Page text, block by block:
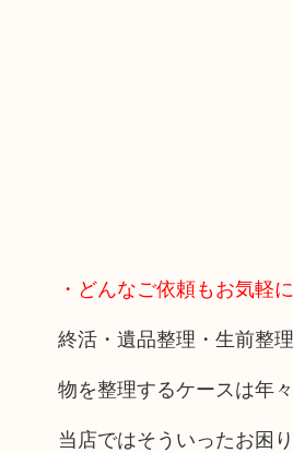
・どんなご依頼もお気軽に
終活・遺品整理・生前整
物を整理するケースは年
当店ではそういったお困